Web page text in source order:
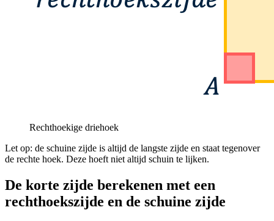
Rechthoekige driehoek
Let op: de schuine zijde is altijd de langste zijde en staat tegenover
de rechte hoek. Deze hoeft niet altijd schuin te lijken.
De korte zijde berekenen met een
rechthoekszijde en de schuine zijde